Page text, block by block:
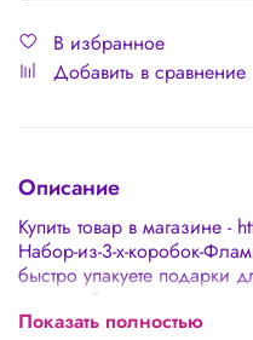
В избранное
Добавить в сравнение
Описание
Купить товар в магазине
Набор-из-3-х-коробок-
быстро упакуете подарки
руками. Вы сможете
композицию и красиво
Показать полностью